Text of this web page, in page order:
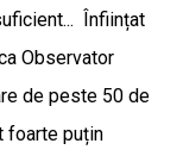
Înființat
Observator
de peste 50 de
foarte puțin